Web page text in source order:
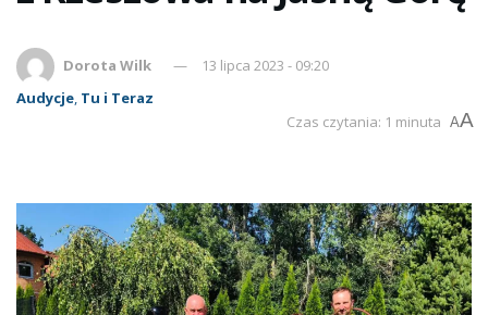
Dorota Wilk
13 lipca 2023 - 09:20
Audycje, Tu i Teraz
Czas czytania: 1 minuta AA